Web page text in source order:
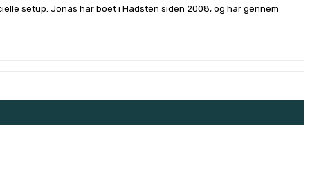
setup. Jonas har boet i Hadsten siden 2008, og har gennem